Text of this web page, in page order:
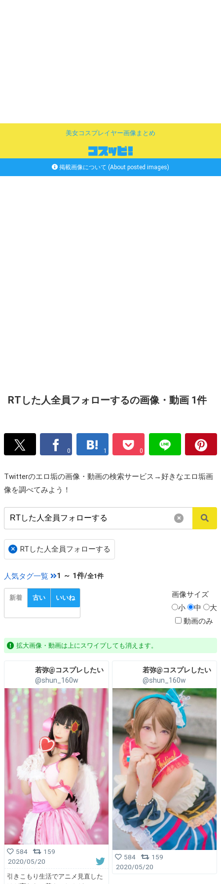
美女コスプレイヤー画像まとめ
掲載画像について (About posted images)
RTした人全員フォローするの画像・動画 1件
0 1 0
Twitterのエロ垢の画像・動画の検索サービス→好きなエロ垢画
像を調べてみよう！
×
× RTした人全員フォローする
人気タグ一覧 1 ～ 1件/全1件
新着 古い いいね 画像サイズ
小
中
大
動画のみ
拡大画像・動画は上にスワイプしても消えます。
若弥@コスプレしたい
@shun_160w
584
159
2020/05/20
引きこもり生活でアニメ見直した
若弥@コスプレしたい
@shun_160w
584
159
2020/05/20